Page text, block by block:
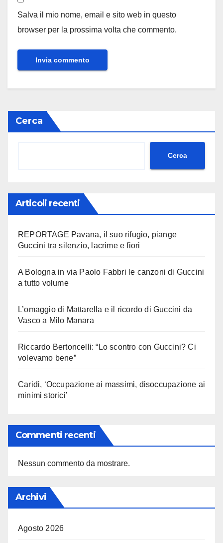
Salva il mio nome, email e sito web in questo
browser per la prossima volta che commento.
Cerca
Cerca
Articoli recenti
REPORTAGE Pavana, il suo rifugio, piange
Guccini tra silenzio, lacrime e fiori
A Bologna in via Paolo Fabbri le canzoni di Guccini
a tutto volume
L’omaggio di Mattarella e il ricordo di Guccini da
Vasco a Milo Manara
Riccardo Bertoncelli: “Lo scontro con Guccini? Ci
volevamo bene”
Caridi, ‘Occupazione ai massimi, disoccupazione ai
minimi storici’
Commenti recenti
Nessun commento da mostrare.
Archivi
Agosto 2026